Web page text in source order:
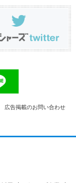
広告掲載のお問い合わせ